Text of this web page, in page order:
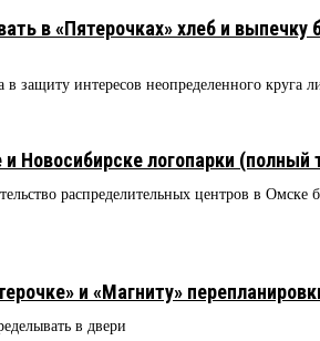
в «Пятерочках» хлеб и выпечку
защиту интересов неопределенного круга
Новосибирске логопарки (полный
распределительных центров в Омске
и «Магниту»
в двери